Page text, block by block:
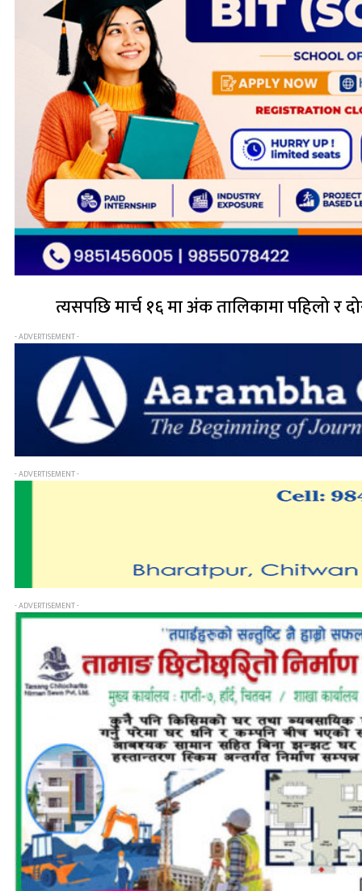
त्यसपछि मार्च १६ मा अंक तालिकामा पहिलो र
- ADVERTISEMENT -
- ADVERTISEMENT -
- ADVERTISEMENT -